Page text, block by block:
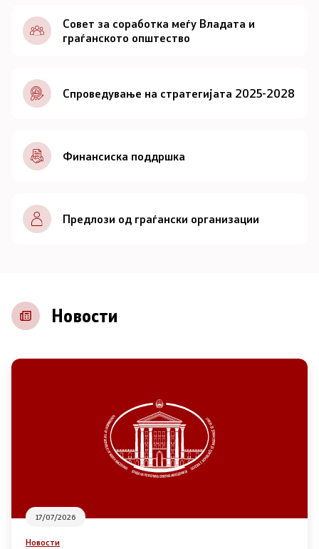
Документи
Совет
За советот
Документи
Записници и дневни редови од седниците на
Советот
Контакт
Основање на здружение
Дијалог меѓу Владата и граѓанскиот сектор
Совет за соработка меѓу Владата и
граѓанското општество
Спроведување на стратегијата 2025-2028
Финансиска поддршка
Предлози од граѓански организации
Новости
17/07/2026
Новости